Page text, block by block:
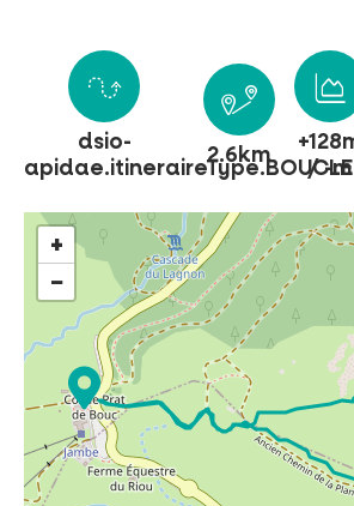
NO SE LO PIERDA
LA PLENA
VISITAS Y SABER
AGENDA
dsio-
apidae.itineraireType.BOUCLE
2.6km
/ -m
+
−